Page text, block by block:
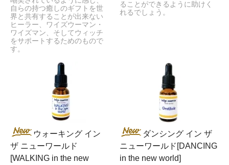
自らの持つ癒しのギフトを世
界と共有することが出来ない
ヒーラー、ワイズウーマン・
ワイズマン、そしてウィッチ
をサポートするためのもので
す。
ることができるように助けく
れるでしょう。
ウォーキング イン
ザ ニューワールド
[WALKING in the new
ダンシング イン ザ
ニューワールド[DANCING
in the new world]